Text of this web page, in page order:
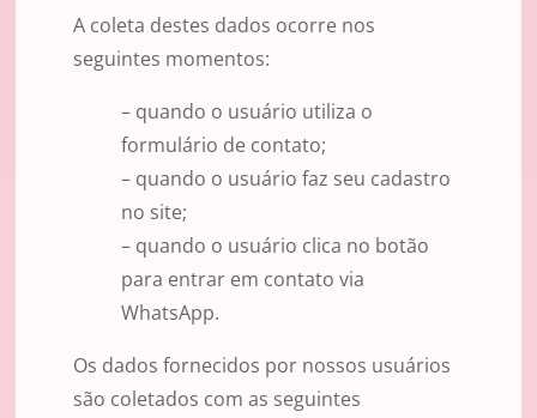
A coleta destes dados ocorre nos
seguintes momentos:
– quando o usuário utiliza o
formulário de contato;
– quando o usuário faz seu cadastro
no site;
– quando o usuário clica no botão
para entrar em contato via
WhatsApp.
Os dados fornecidos por nossos usuários
são coletados com as seguintes